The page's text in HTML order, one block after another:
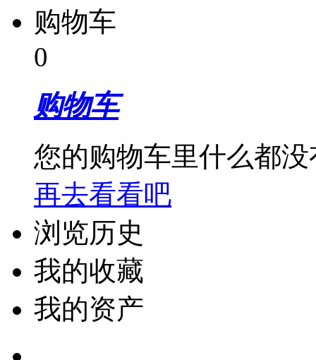
购物车
0
购物车
您的购物车里什么都没
再去看看吧
浏览历史
我的收藏
我的资产